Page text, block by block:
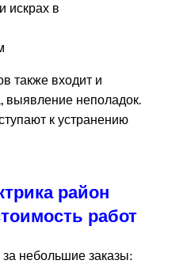
искрах в
также входит и
выявление неполадок.
к устранению
район
работ
небольшие заказы: